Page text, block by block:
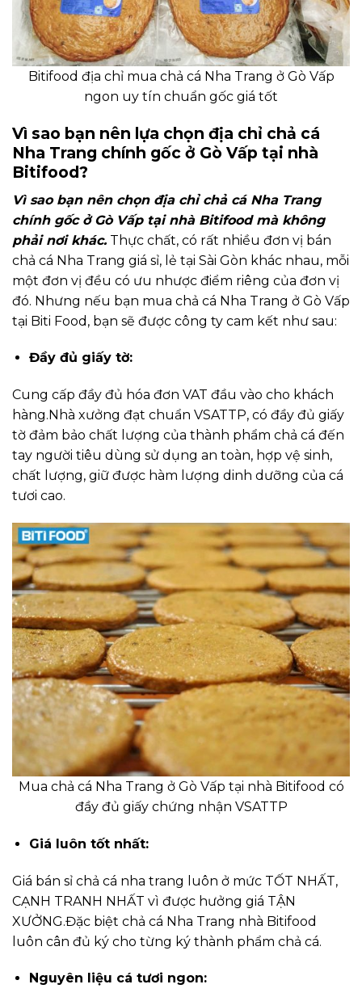
Bitifood địa chỉ mua chả cá Nha Trang ở Gò Vấp
ngon uy tín chuẩn gốc giá tốt
Vì sao bạn nên lựa chọn địa chỉ chả cá
Nha Trang chính gốc ở Gò Vấp tại nhà
Bitifood?
Vì sao bạn nên chọn địa chỉ chả cá Nha Trang
chính gốc ở Gò Vấp tại nhà Bitifood mà không
phải nơi khác. Thực chất, có rất nhiều đơn vị bán
chả cá Nha Trang giá sỉ, lẻ tại Sài Gòn khác nhau, mỗi
một đơn vị đều có ưu nhược điểm riêng của đơn vị
đó. Nhưng nếu bạn mua chả cá Nha Trang ở Gò Vấp
tại Biti Food, bạn sẽ được công ty cam kết như sau:
Đầy đủ giấy tờ:
Cung cấp đầy đủ hóa đơn VAT đầu vào cho khách
hàng.Nhà xưởng đạt chuẩn VSATTP, có đầy đủ giấy
tờ đảm bảo chất lượng của thành phẩm chả cá đến
tay người tiêu dùng sử dụng an toàn, hợp vệ sinh,
chất lượng, giữ được hàm lượng dinh dưỡng của cá
tươi cao.
Mua chả cá Nha Trang ở Gò Vấp tại nhà Bitifood có
đầy đủ giấy chứng nhận VSATTP
Giá luôn tốt nhất:
Giá bán sỉ chả cá nha trang luôn ở mức TỐT NHẤT,
CẠNH TRANH NHẤT vì được hưởng giá TẬN
XƯỞNG.Đặc biệt chả cá Nha Trang nhà Bitifood
luôn cân đủ ký cho từng ký thành phẩm chả cá.
Nguyên liệu cá tươi ngon: